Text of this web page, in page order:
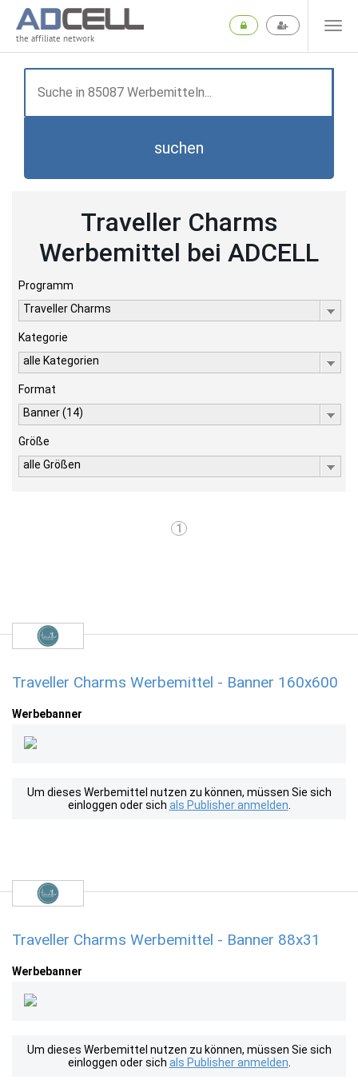
the affiliate network
suchen
Traveller Charms
Werbemittel bei ADCELL
Programm
Traveller Charms
Kategorie
alle Kategorien
Format
Banner (14)
Größe
alle Größen
1
Traveller Charms Werbemittel - Banner 160x600
Werbebanner
Um dieses Werbemittel nutzen zu können, müssen Sie sich
einloggen oder sich als Publisher anmelden
Traveller Charms Werbemittel - Banner 88x31
Werbebanner
Um dieses Werbemittel nutzen zu können, müssen Sie sich
einloggen oder sich als Publisher anmelden